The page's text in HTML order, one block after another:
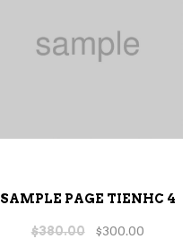
SAMPLE PAGE TIENHC 4
$380.00 $300.00